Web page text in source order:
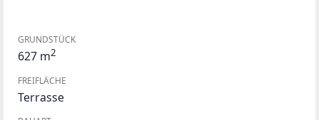
GRUNDSTÜCK
627 m2
FREIFLÄCHE
Terrasse